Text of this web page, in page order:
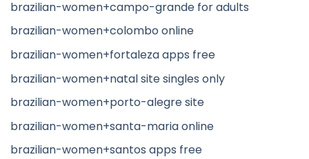
brazilian-women+campo-grande for adults
brazilian-women+colombo online
brazilian-women+fortaleza apps free
brazilian-women+natal site singles only
brazilian-women+porto-alegre site
brazilian-women+santa-maria online
brazilian-women+santos apps free